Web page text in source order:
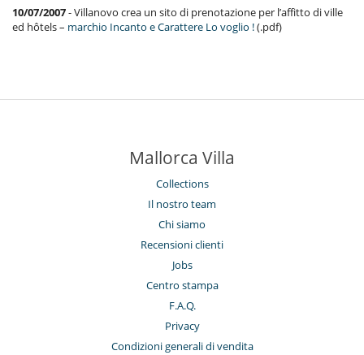
10/07/2007- Villanovo crea un sito di prenotazione per l’affitto di ville
ed hôtels – marchio Incanto e Carattere Lo voglio !(.pdf)
Mallorca Villa
Collections
Il nostro team
Chi siamo
Recensioni clienti
Jobs
Centro stampa
F.A.Q.
Privacy
Condizioni generali di vendita